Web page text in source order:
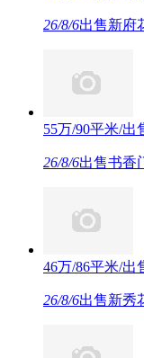
26/8/6出售新府
55万/90平米/
26/8/6出售书香
46万/86平米/
26/8/6出售新秀